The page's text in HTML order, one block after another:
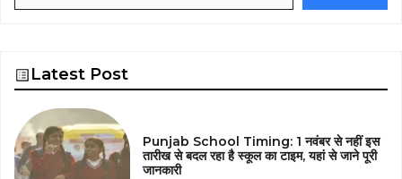
Latest Post
Punjab School Timing: 1 नवंबर से नहीं इस
तारीख से बदल रहा है स्कूल का टाइम, यहां से जाने पूरी
जानकारी